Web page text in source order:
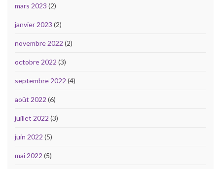
mars 2023 (2)
janvier 2023 (2)
novembre 2022 (2)
octobre 2022 (3)
septembre 2022 (4)
août 2022 (6)
juillet 2022 (3)
juin 2022 (5)
mai 2022 (5)